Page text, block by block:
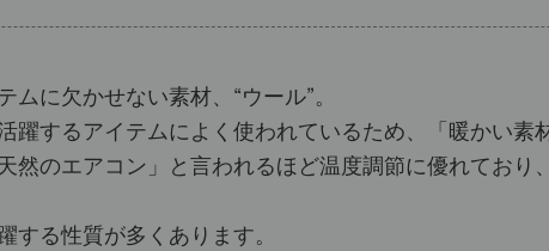
に欠かせない素材、“ウール”。
躍するアイテムによく使われているため、「暖かい素
然のエアコン」と言われるほど温度調節に優れており、
する性質が多くあります。